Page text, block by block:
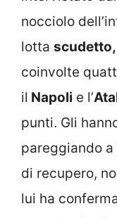
nocciolo
lotta scudetto,
coinvolte
il Napoli e l’
punti. Gli
pareggiando a
di recupero,
lui ha